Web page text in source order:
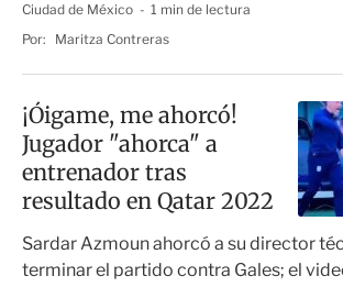
Ciudad de México
1 min de lectura
Por:
Maritza Contreras
¡Óigame, me ahorcó!
Jugador "ahorca" a
entrenador tras
resultado en Qatar 2022
Sardar Azmoun ahorcó a su director
terminar el partido contra Gales; el